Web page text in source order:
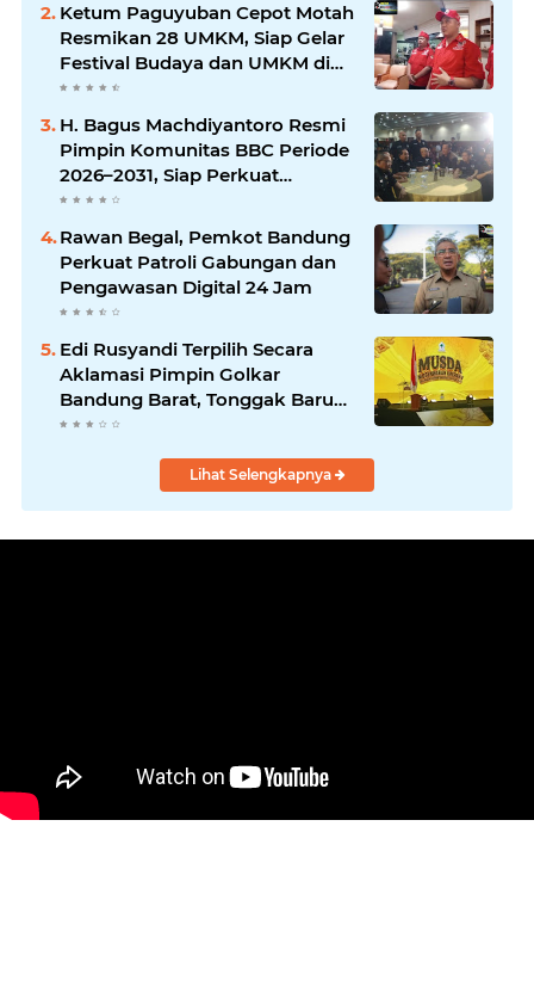
Ketum Paguyuban Cepot Motah
Resmikan 28 UMKM, Siap Gelar
Festival Budaya dan UMKM di
Jalan Braga
H. Bagus Machdiyantoro Resmi
Pimpin Komunitas BBC Periode
2026–2031, Siap Perkuat
Solidaritas dan Hadirkan
Program Nyata untuk
Masyarakat
Rawan Begal, Pemkot Bandung
Perkuat Patroli Gabungan dan
Pengawasan Digital 24 Jam
Edi Rusyandi Terpilih Secara
Aklamasi Pimpin Golkar
Bandung Barat, Tonggak Baru
Kepemimpinan Harmonis
Lihat Selengkapnya